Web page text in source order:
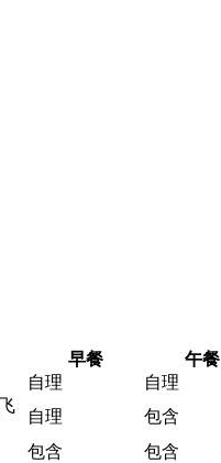
早餐 午餐
自理 自理
自理 包含
包含 包含